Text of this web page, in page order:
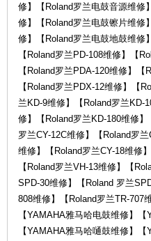
修】【Roland罗兰电鼓音源维修
修】【Roland罗兰电鼓镲片维修
修】【Roland罗兰电鼓地鼓维修
【Roland罗兰PD-108维修】【
【Roland罗兰PDA-120维修】
【Roland罗兰PDX-12维修】【
兰KD-9维修】【Roland罗兰KD-
修】【Roland罗兰KD-180维修
罗兰CY-12C维修】【Roland罗
维修】【Roland罗兰CY-18维修
【Roland罗兰VH-13维修】【
SPD-30维修】【Roland 罗兰
808维修】【Roland罗兰TR-707
【YAMAHA雅马哈电鼓维修】
【YAMAHA雅马哈嗵鼓维修】